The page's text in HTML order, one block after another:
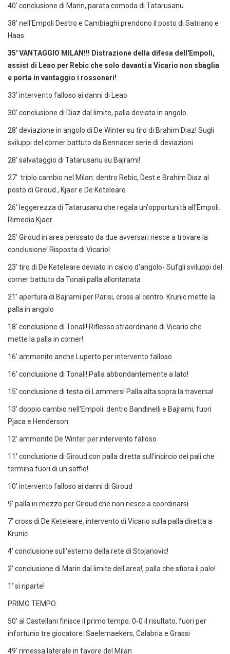
40' conclusione di Marin, parata comoda di Tatarusanu
38' nell'Empoli Destro e Cambiaghi prendono il posto di Satriano e
Haas
35' VANTAGGIO MILAN!!! Distrazione della difesa dell'Empoli,
assist di Leao per Rebic che solo davanti a Vicario non sbaglia
e porta in vantaggio i rossoneri!
33' intervento falloso ai danni di Leao
30' conclusione di Diaz dal limite, palla deviata in angolo
28' deviazione in angolo di De Winter su tiro di Brahim Diaz! Sugli
sviluppi del corner battuto da Bennacer serie di deviazioni
28' salvataggio di Tatarusanu su Bajrami!
27' triplo cambio nel Milan: dentro Rebic, Dest e Brahim Diaz al
posto di Giroud , Kjaer e De Keteleare
26' leggerezza di Tatarusanu che regala un'opportunità all'Empoli.
Rimedia Kjaer
25' Giroud in area perssato da due avversari riesce a trovare la
conclusione! Risposta di Vicario!
23' tiro di De Keteleare deviato in calcio d'angolo- Sufgli sviluppi del
corner battuto da Tonali palla allontanata
21' apertura di Bajrami per Parisi, cross al centro. Krunic mette la
palla in angolo
18' conclusione di Tonali! Riflesso straordinario di Vicario che
mette la palla in corner!
16' ammonito anche Luperto per intervento falloso
16' conclusione di Tonali! Palla abbondantemente a lato!
15' conclusione di testa di Lammers! Palla alta sopra la traversa!
13' doppio cambio nell'Empoli: dentro Bandinelli e Bajrami, fuori
Pjaca e Henderson
12' ammonito De Winter per intervento falloso
11' conclusione di Giroud con palla diretta sull'incircio dei pali che
termina fuori di un soffio!
10' intervento falloso ai danni di Giroud
9' palla in mezzo per Giroud che non riesce a coordinarsi
7' cross di De Keteleare, intervento di Vicario sulla palla diretta a
Krunic
4' conclusione sull'esterno della rete di Stojanovic!
2' conclusione di Marin dal limite dell'area!, palla che sfiora il palo!
1' si riparte!
PRIMO TEMPO
50' al Castellani finisce il primo tempo. 0-0 il risultato, fuori per
infortunio tre giocatore: Saelemaekers, Calabria e Grassi
49' rimessa laterale in favore del Milan